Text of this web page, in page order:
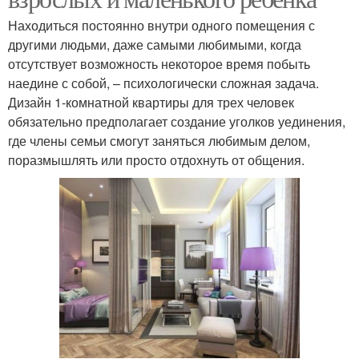
Находиться постоянно внутри одного помещения с
другими людьми, даже самыми любимыми, когда
отсутствует возможность некоторое время побыть
наедине с собой, – психологически сложная задача.
Дизайн 1-комнатной квартиры для трех человек
обязательно предполагает создание уголков уединения,
где члены семьи смогут заняться любимым делом,
поразмышлять или просто отдохнуть от общения.